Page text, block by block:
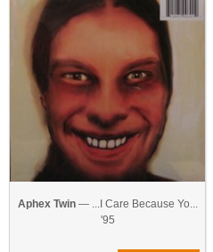
Aphex Twin— ...I Care Because Yo...
'95